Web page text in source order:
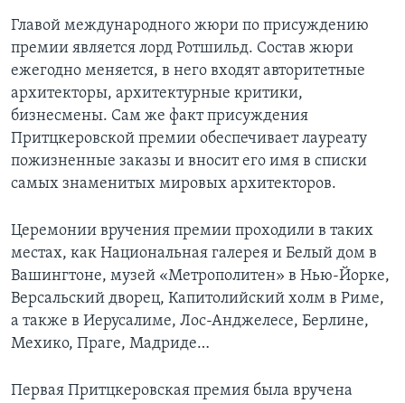
Главой международного жюри по присуждению
премии является лорд Ротшильд. Состав жюри
ежегодно меняется, в него входят авторитетные
архитекторы, архитектурные критики,
бизнесмены. Сам же факт присуждения
Притцкеровской премии обеспечивает лауреату
пожизненные заказы и вносит его имя в списки
самых знаменитых мировых архитекторов.
Церемонии вручения премии проходили в таких
местах, как Национальная галерея и Белый дом в
Вашингтоне, музей «Метрополитен» в Нью-Йорке,
Версальский дворец, Капитолийский холм в Риме,
а также в Иерусалиме, Лос-Анджелесе, Берлине,
Мехико, Праге, Мадриде…
Первая Притцкеровская премия была вручена